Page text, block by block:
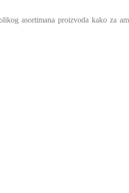
asortimana proizvoda kako za